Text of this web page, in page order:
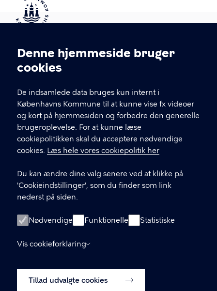
Cookieindstillinger
Denne hjemmeside bruger
cookies
De indsamlede data bruges kun internt i
Københavns Kommune til at kunne vise fx videoer
og kort på hjemmesiden og forbedre den generelle
brugeroplevelse. For at kunne læse
cookiepolitikken skal du acceptere nødvendige
cookies. Læs hele vores cookiepolitik her
Du kan ændre dine valg senere ved at klikke på
'Cookieindstillinger', som du finder som link
nederst på siden.
Nødvendige Funktionelle Statistiske
Vis cookieforklaring
Tillad udvalgte cookies
Kontakt Københavns Kommune
T
fFind andre kontakter her
CVR-nummer64942212
GENVEJE
Digital Post
Databeskyttelse
Tilgængelighedserklæring
Om hjemmesiden
Cookiepolitik